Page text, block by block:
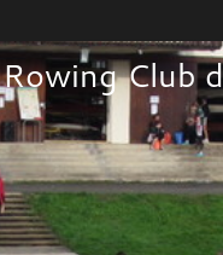
Rowing Club